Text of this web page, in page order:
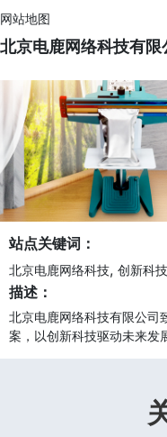
网站地图
北京电鹿网络科技有限
站点关键词：
北京电鹿网络科技, 创新科技
描述：
北京电鹿网络科技有限公司
案，以创新科技驱动未来发